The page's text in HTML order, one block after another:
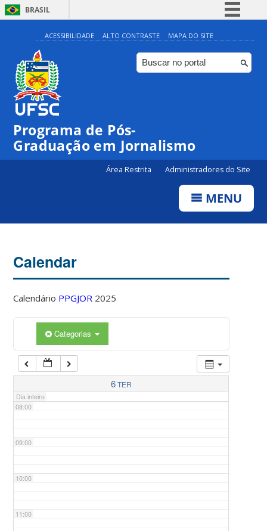
BRASIL
Simplifique!
Comunica BR
Participe
ACESSIBILIDADE ALTO CONTRASTE MAPA DO SITE
Programa de Pós-
Graduação em Jornalismo
Área Restrita Administradores do Site
MENU
Calendar
Calendário PPGJOR 2025
Categorias
6TER
Dia inteiro
04:00
05:00
07:00
08:00
09:00
10:00
11:00